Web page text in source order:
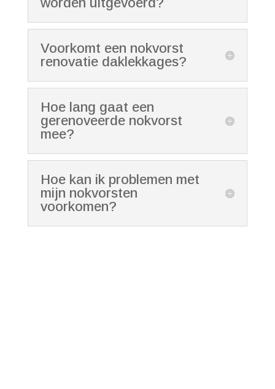
Voorkomt een nokvorst
renovatie daklekkages?
Hoe lang gaat een
gerenoveerde nokvorst
mee?
Hoe kan ik problemen met
mijn nokvorsten
voorkomen?